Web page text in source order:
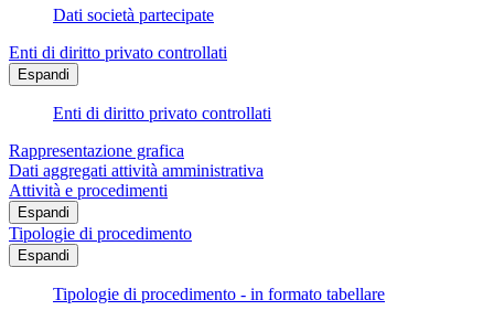
Dati società partecipate
Enti di diritto privato controllati
Espandi
Enti di diritto privato controllati
Rappresentazione grafica
Dati aggregati attività amministrativa
Attività e procedimenti
Espandi
Tipologie di procedimento
Espandi
Tipologie di procedimento - in formato tabellare